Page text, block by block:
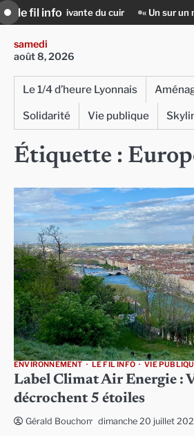
Skip
to
content
le fil info
vivante du cuir « Un sur un million » :
samedi
août 8, 2026
Le 1/4 d’heure Lyonnais
Solidarité
Vie publique
Étiquette :
ENVIRONNEMENT LE FIL INFO VIE
Label Climat Air Energie :
décrochent 5 étoiles
Gérald Bouchon dimanche 20 juillet